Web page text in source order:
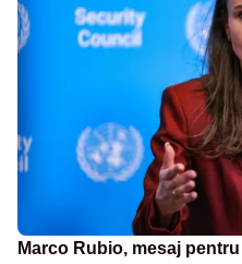
Marco Rubio, mesaj